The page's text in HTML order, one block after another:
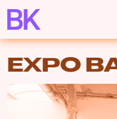
EXPO